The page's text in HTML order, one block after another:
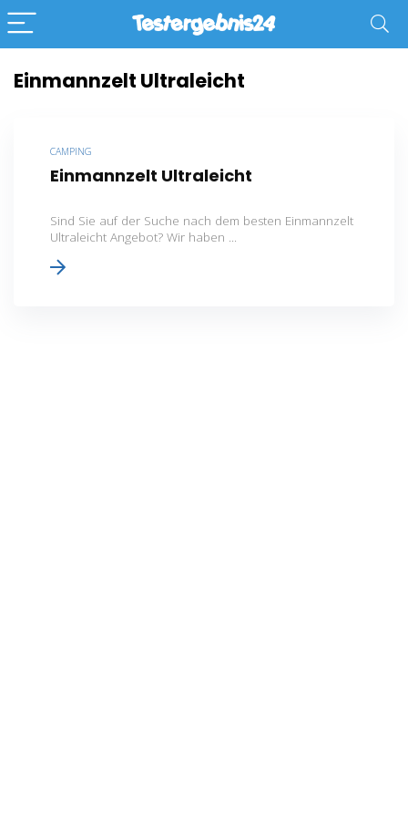
Einmannzelt Ultraleicht
CAMPING
Einmannzelt Ultraleicht
Sind Sie auf der Suche nach dem besten Einmannzelt
Ultraleicht Angebot? Wir haben ...